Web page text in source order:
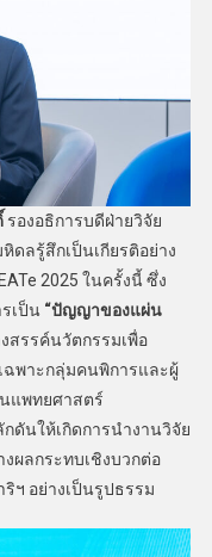
รองอธิการบดีฝ่ายวิจัย
ดลรู้สึกเป็นเกียรติอย่าง
2025 ในครั้งนี้ ซึ่ง
เป็น “ปัญญาของแผ่น
สรรค์นวัตกรรมเพื่อ
ฉพาะกลุ่มคนพิการและผู้
แพทยศาสตร์
ดันให้เกิดการนำงานวิจัย
ผลกระทบเชิงบวกต่อ
อย่างเป็นรูปธรรม